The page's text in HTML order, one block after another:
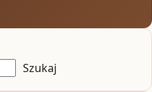
Szukaj